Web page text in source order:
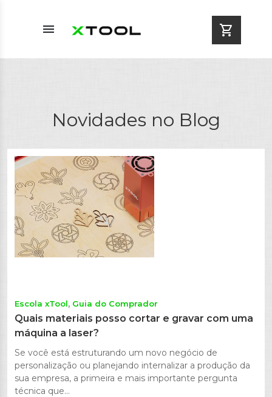
menu shopping_cart
Novidades no Blog
Escola xTool Guia do Comprador
Quais materiais posso cortar e gravar com uma
máquina a laser?
Se você está estruturando um novo negócio de
personalização ou planejando internalizar a produção da
sua empresa, a primeira e mais importante pergunta
técnica que...